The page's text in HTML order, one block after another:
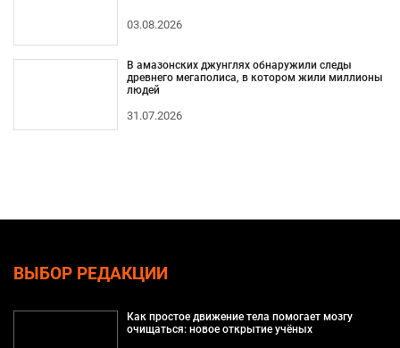
03.08.2026
В амазонских джунглях обнаружили следы
древнего мегаполиса, в котором жили миллионы
людей
31.07.2026
ВЫБОР РЕДАКЦИИ
Как простое движение тела помогает мозгу
очищаться: новое открытие учёных